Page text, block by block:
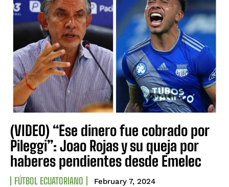
(VIDEO) “Ese dinero fue cobrado por
Pileggi”: Joao Rojas y su queja por
haberes pendientes desde Emelec
FÚTBOL ECUATORIANO February 7, 2024